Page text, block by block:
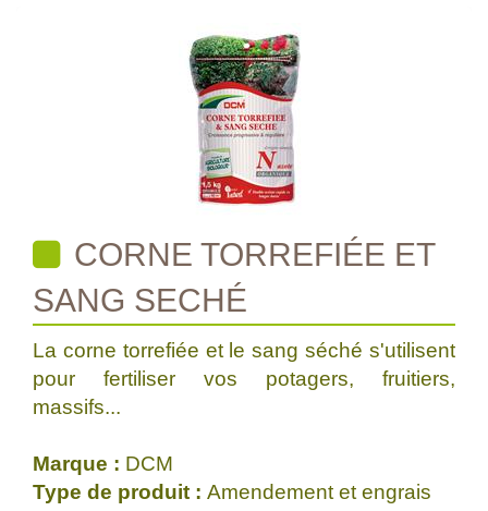
CORNE TORREFIÉE ET
SANG SECHÉ
La corne torrefiée et le sang séché s'utilisent
pour fertiliser vos potagers, fruitiers,
massifs...
Marque : DCM
Type de produit : Amendement et engrais